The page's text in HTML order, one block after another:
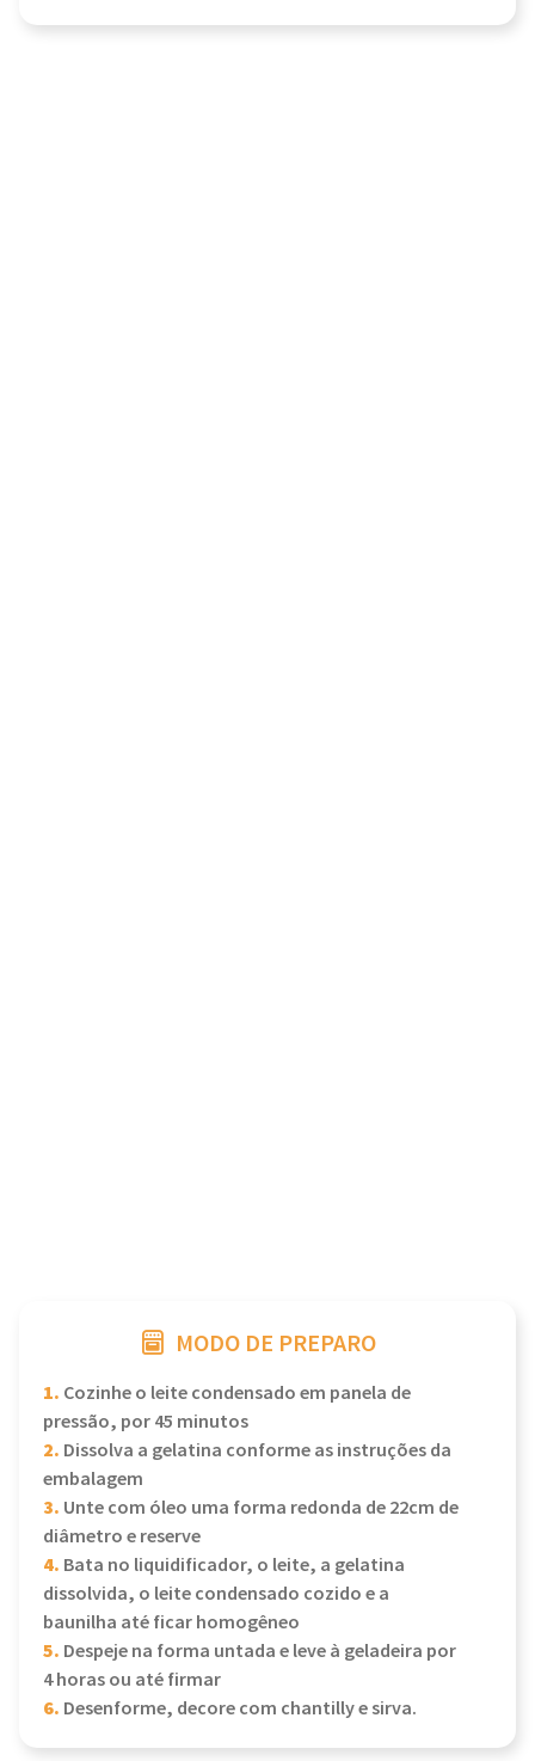
MODO DE PREPARO
1. Cozinhe o leite condensado em panela de
pressão, por 45 minutos
2. Dissolva a gelatina conforme as instruções da
embalagem
3. Unte com óleo uma forma redonda de 22cm de
diâmetro e reserve
4. Bata no liquidificador, o leite, a gelatina
dissolvida, o leite condensado cozido e a
baunilha até ficar homogêneo
5. Despeje na forma untada e leve à geladeira por
4 horas ou até firmar
6. Desenforme, decore com chantilly e sirva.